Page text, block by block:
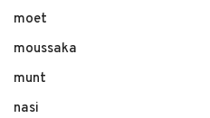
moet
moussaka
munt
nasi